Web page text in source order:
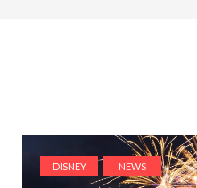
DISNEY NEWS